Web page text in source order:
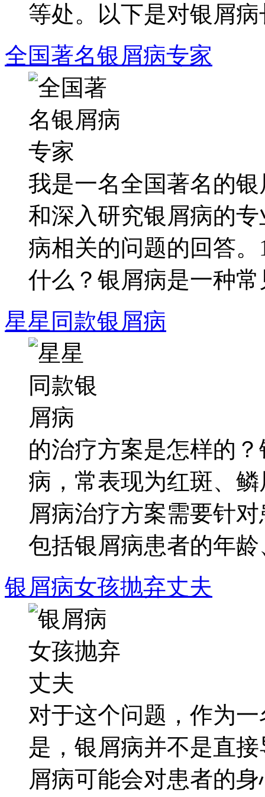
等处。以下是对银屑病
全国著名银屑病专家
我是一名全国著名的
和深入研究银屑病的
病相关的问题的回答
什么？银屑病是一种常
星星同款银屑病
的治疗方案是怎样的
病，常表现为红斑、
屑病治疗方案需要针
包括银屑病患者的年龄
银屑病女孩抛弃丈夫
对于这个问题，作为
是，银屑病并不是直
屑病可能会对患者的